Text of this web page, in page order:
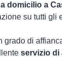
domicilio a
su tutti gli
grado di
servizio di